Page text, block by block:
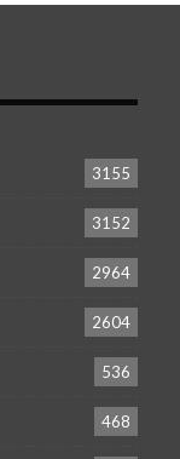
3155
3152
2964
2604
536
468